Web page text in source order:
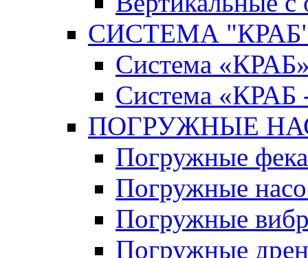
СИСТЕМА
Система
Система «КРАБ
ПОГРУЖНЫЕ
Погружные
Погружные
Погружные
Погружные